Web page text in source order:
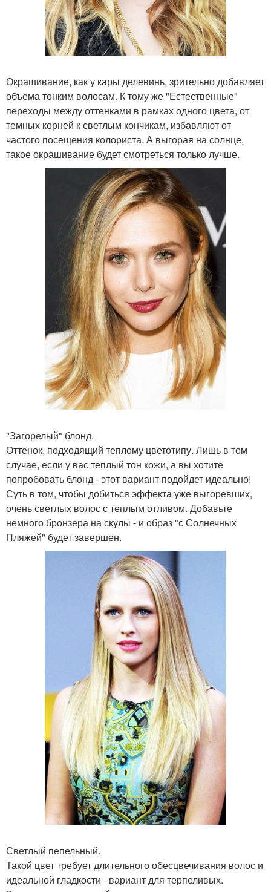
Окрашивание, как у кары делевинь, зрительно добавляет
объема тонким волосам. К тому же "Естественные"
переходы между оттенками в рамках одного цвета, от
темных корней к светлым кончикам, избавляют от
частого посещения колориста. А выгорая на солнце,
такое окрашивание будет смотреться только лучше.
"Загорелый" блонд.
Оттенок, подходящий теплому цветотипу. Лишь в том
случае, если у вас теплый тон кожи, а вы хотите
попробовать блонд - этот вариант подойдет идеально!
Суть в том, чтобы добиться эффекта уже выгоревших,
очень светлых волос с теплым отливом. Добавьте
немного бронзера на скулы - и образ "с Солнечных
Пляжей" будет завершен.
Светлый пепельный.
Такой цвет требует длительного обесцвечивания волос и
идеальной гладкости - вариант для терпеливых.